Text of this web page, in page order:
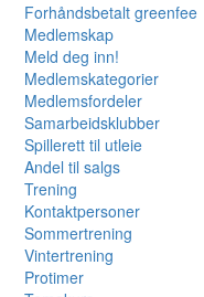
Forhåndsbetalt greenfee
Medlemskap
Meld deg inn!
Medlemskategorier
Medlemsfordeler
Samarbeidsklubber
Spillerett til utleie
Andel til salgs
Trening
Kontaktpersoner
Sommertrening
Vintertrening
Protimer